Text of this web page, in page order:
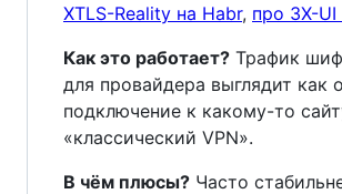
XTLS-Reality на Habr, про 3X-UI
Как это работает? Трафик
для провайдера выглядит как
подключение к какому-то
«классический VPN».
В чём плюсы? Часто